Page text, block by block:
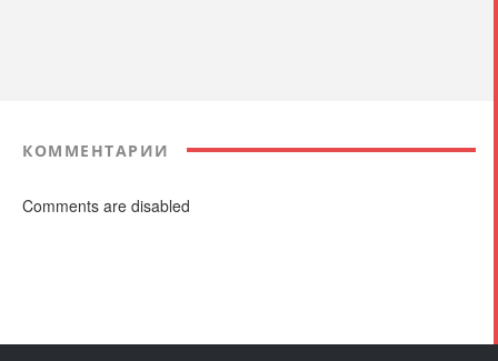
КОММЕНТАРИИ
Comments are disabled